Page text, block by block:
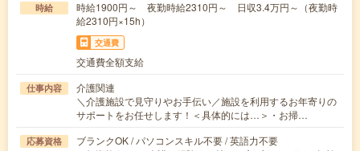
時給
時給1900円～ 夜勤時給2310円～ 日収3.4万円～（夜勤時
給2310円×15h）
交通費
交通費全額支給
仕事内容
介護関連
＼介護施設で見守りやお手伝い／施設を利用するお年寄りの
サポートをお任せします！＜具体的には…＞・お掃…
応募資格
ブランクOK / パソコンスキル不要 / 英語力不要